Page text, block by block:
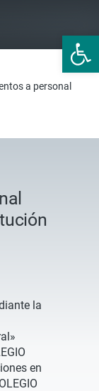
Abrir
a personal
la
en